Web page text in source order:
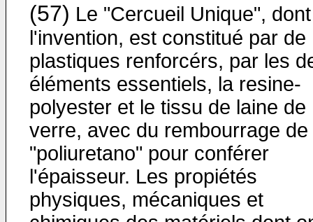
(57) Le "Cercueil Unique",
l'invention, est constitué par de
plastiques renforcérs, par les
éléments essentiels, la resine-
polyester et le tissu de laine de
verre, avec du rembourrage de
"poliuretano" pour conférer
l'épaisseur. Les propiétés
physiques, mécaniques et